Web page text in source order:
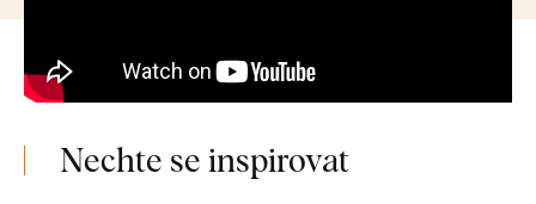
Nechte se inspirovat